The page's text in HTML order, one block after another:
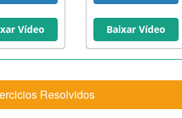
Vídeo Baixar Vídeo
Resolvidos